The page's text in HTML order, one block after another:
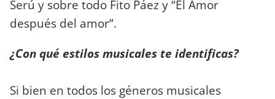
Serú y sobre todo Fito Páez y “El Amor
después del amor”.
¿Con qué estilos musicales te identificas?
Si bien en todos los géneros musicales